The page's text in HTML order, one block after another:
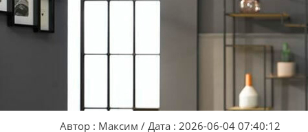
Автор : Максим / Дата : 2026-06-04 07:40:12